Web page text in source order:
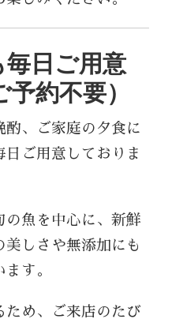
日ご用意
約不要）
酌、ご家庭の夕食に
日ご用意しておりま
の魚を中心に、新鮮
美しさや無添加にも
す。
ため、ご来店のたび